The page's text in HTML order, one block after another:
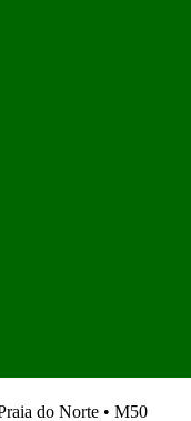
do Norte • M50